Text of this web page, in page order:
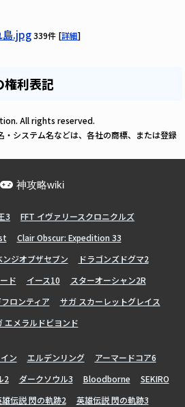
島.jpg339件 [詳細]
権利表記
All rights reserved.
・システム名などは、各社の商標、または登録
神攻略wiki
3
FFT イヴァリースクロニクルズ
Clair Obscur: Expedition 33
ジオブザセブン
ドラゴンズドグマ2
ド
イース10
スターオーシャン2R
ロンティア
サガ スカーレットグレイス
エメラルドビヨンド
ン エルデンリング
アーマードコア6
2 ダークソウル3 Bloodborne
SEKIRO
雄伝説 閃の軌跡2
英雄伝説 閃の軌跡3